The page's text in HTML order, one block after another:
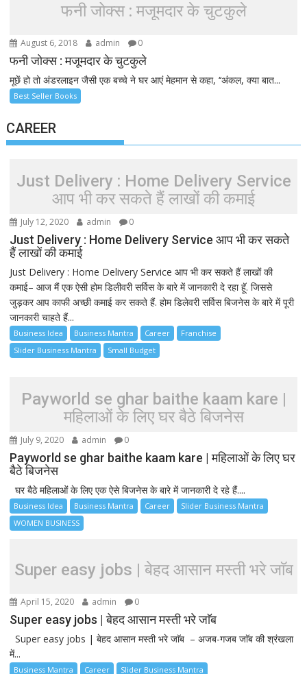
फनी जोक्स : मजूमदार के चुटकुले
August 6, 2018 admin 0
फनी जोक्स : मजूमदार के चुटकुले
मूछें हो तो अंडरलाइन जैसी एक बच्चे ने घर आएं मेहमान से कहा, ‘‘अंकल, क्या बात...
Best Seller Books
CAREER
Just Delivery : Home Delivery Service
आप भी कर सकते हैं लाखों की कमाई
July 12, 2020 admin 0
Just Delivery : Home Delivery Service आप भी कर सकते
हैं लाखों की कमाई
Just Delivery : Home Delivery Service आप भी कर सकते हैं लाखों की
कमाई– आज मैं एक ऐसी होम डिलीवरी सर्विस के बारे में जानकारी दे रहा हूॅ. जिससे
जुड़कर आप काफी अच्छी कमाई कर सकते हैं. होम डिलेवरी सर्विस बिजनेस के बारे में पूरी
जानकारी चाहते हैं...
Business Idea Business Mantra Career
Franchise
Slider Business Mantra
Small Budget
Payworld se ghar baithe kaam kare |
महिलाओं के लिए घर बैठे बिजनेस
July 9, 2020 admin 0
Payworld se ghar baithe kaam kare | महिलाओं के लिए घर
बैठे बिजनेस
घर बैठे महिलाओं के लिए एक ऐसे बिजनेस के बारे में जानकारी दे रहे हैं....
Business Idea Business Mantra Career
Slider Business Mantra
WOMEN BUSINESS
Super easy jobs | बेहद आसान मस्ती भरे जाॅब
April 15, 2020 admin 0
Super easy jobs | बेहद आसान मस्ती भरे जाॅब
Super easy jobs | बेहद आसान मस्ती भरे जाॅब – अजब-गजब जाॅब की श्रंखला
में...
Business Mantra Career Slider Business Mantra